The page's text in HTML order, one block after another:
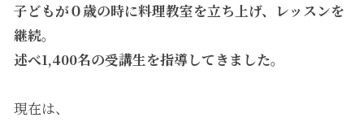
子どもが０歳の時に料理教室を立ち上げ、レッスンを
継続。
述べ1,400名の受講生を指導してきました。
現在は、